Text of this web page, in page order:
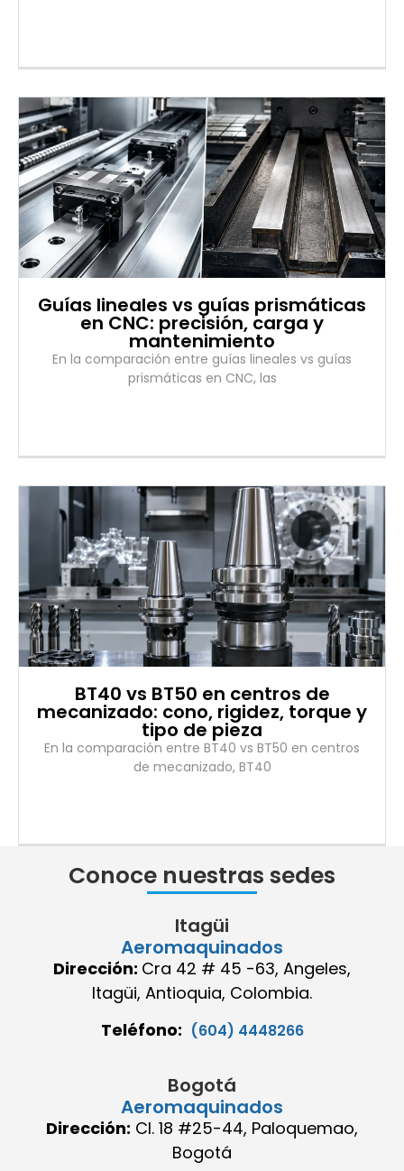
Guías lineales vs guías prismáticas
en CNC: precisión, carga y
mantenimiento
En la comparación entre guías lineales vs guías
prismáticas en CNC, las
BT40 vs BT50 en centros de
mecanizado: cono, rigidez, torque y
tipo de pieza
En la comparación entre BT40 vs BT50 en centros
de mecanizado, BT40
Conoce nuestras sedes
Itagüi
Aeromaquinados
Dirección: Cra 42 # 45 -63, Angeles,
Itagüi, Antioquia, Colombia.
Teléfono: (604) 4448266
Bogotá
Aeromaquinados
Dirección: Cl. 18 #25-44, Paloquemao,
Bogotá